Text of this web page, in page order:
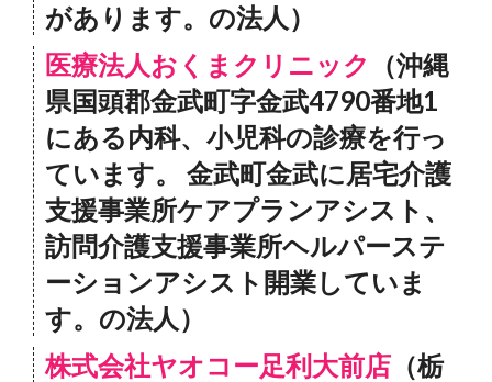
があります。の法人）
医療法人おくまクリニック
（沖縄
県国頭郡金武町字金武4790番地1
にある内科、小児科の診療を行っ
ています。 金武町金武に居宅介護
支援事業所ケアプランアシスト、
訪問介護支援事業所ヘルパーステ
ーションアシスト開業していま
す。の法人）
株式会社ヤオコー足利大前店 （栃